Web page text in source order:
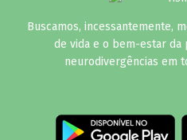
Buscamos, incessantemente,
de vida e o bem-estar da
neurodivergências em